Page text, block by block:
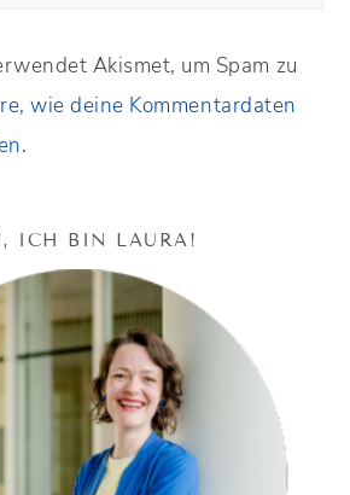
Akismet, um Spam zu
wie deine Kommentardaten
ICH BIN LAURA!